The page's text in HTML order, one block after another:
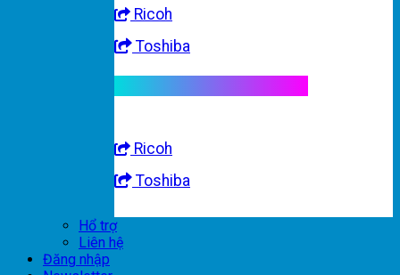
Ricoh
Toshiba
Ricoh
Toshiba
Hổ trợ
Liên hệ
Đăng nhập